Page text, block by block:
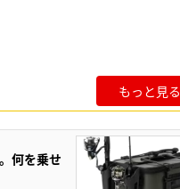
もっと見る
何を乗せ